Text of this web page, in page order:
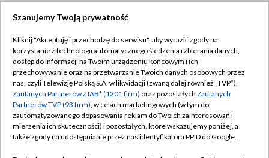
TVP
Abonament TVP
Emisja w TVP
Centrum informacji TVP
Naziemna Telewizja Cyfrowa
Regulamin TVP
Polityka prywatności
Moje zgody
Pomoc
Szanujemy Twoją prywatność
Kliknij "Akceptuję i przechodzę do serwisu", aby wyrazić zgody na
korzystanie z technologii automatycznego śledzenia i zbierania danych,
dostęp do informacji na Twoim urządzeniu końcowym i ich
przechowywanie oraz na przetwarzanie Twoich danych osobowych przez
nas, czyli Telewizję Polską S.A. w likwidacji (zwaną dalej również „TVP”),
Zaufanych Partnerów z IAB* (1201 firm) oraz pozostałych Zaufanych
Partnerów TVP (93 firm), w celach marketingowych (w tym do
zautomatyzowanego dopasowania reklam do Twoich zainteresowań i
mierzenia ich skuteczności) i pozostałych, które wskazujemy poniżej, a
także zgody na udostępnianie przez nas identyfikatora PPID do Google.